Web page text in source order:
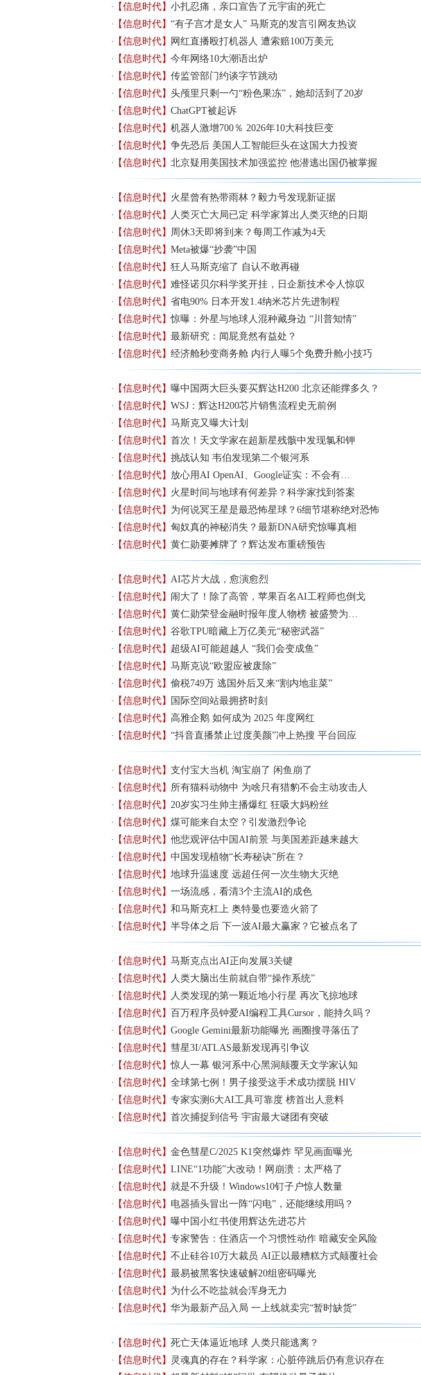
【信息时代】小扎忍痛，亲口宣告了元宇宙的死亡
【信息时代】“有子宫才是女人” 马斯克的发言引网友热议
【信息时代】 网红直播殴打机器人 遭索赔100万美元
【信息时代】今年网络10大潮语出炉
【信息时代】传监管部门约谈字节跳动
【信息时代】头颅里只剩一勺“粉色果冻”，她却活到了20岁
【信息时代】ChatGPT被起诉
【信息时代】机器人激增700％ 2026年10大科技巨变
【信息时代】争先恐后 美国人工智能巨头在这国大力投资
【信息时代】北京疑用美国技术加强监控 他潜逃出国仍被掌握
【信息时代】火星曾有热带雨林？毅力号发现新证据
【信息时代】 人类灭亡大局已定 科学家算出人类灭绝的日期
【信息时代】周休3天即将到来？每周工作减为4天
【信息时代】Meta被爆“抄袭”中国
【信息时代】狂人马斯克缩了 自认不敢再碰
【信息时代】难怪诺贝尔科学奖开挂，日企新技术令人惊叹
【信息时代】省电90% 日本开发1.4纳米芯片先进制程
【信息时代】惊曝：外星与地球人混种藏身边 “川普知情”
【信息时代】最新研究：闻屁竟然有益处？
【信息时代】经济舱秒变商务舱 内行人曝5个免费升舱小技巧
【信息时代】曝中国两大巨头要买辉达H200 北京还能撑多久？
【信息时代】WSJ：辉达H200芯片销售流程史无前例
【信息时代】马斯克又曝大计划
【信息时代】首次！天文学家在超新星残骸中发现氯和钾
【信息时代】挑战认知 韦伯发现第二个银河系
【信息时代】放心用AI OpenAI、Google证实：不会有…
【信息时代】火星时间与地球有何差异？科学家找到答案
【信息时代】为何说冥王星是最恐怖星球？6细节堪称绝对恐怖
【信息时代】匈奴真的神秘消失？最新DNA研究惊曝真相
【信息时代】黄仁勋要摊牌了？辉达发布重磅预告
【信息时代】AI芯片大战，愈演愈烈
【信息时代】闹大了！除了高管，苹果百名AI工程师也倒戈
【信息时代】黄仁勋荣登金融时报年度人物榜 被盛赞为…
【信息时代】谷歌TPU暗藏上万亿美元“秘密武器”
【信息时代】超级AI可能超越人 “我们会变成鱼”
【信息时代】马斯克说“欧盟应被废除”
【信息时代】偷税749万 逃国外后又来“割内地韭菜”
【信息时代】
国际空间站最拥挤时刻
【信息时代】高雅企鹅 如何成为 2025 年度网红
【信息时代】“抖音直播禁止过度美颜”冲上热搜 平台回应
【信息时代】支付宝大当机 淘宝崩了 闲鱼崩了
【信息时代】所有猫科动物中 为啥只有猎豹不会主动攻击人
【信息时代】20岁实习生帅主播爆红 狂吸大妈粉丝
【信息时代】煤可能来自太空？引发激烈争论
【信息时代】他悲观评估中国AI前景 与美国差距越来越大
【信息时代】中国发现植物“长寿秘诀”所在？
【信息时代】地球升温速度 远超任何一次生物大灭绝
【信息时代】一场流感，看清3个主流AI的成色
【信息时代】和马斯克杠上 奥特曼也要造火箭了
【信息时代】半导体之后 下一波AI最大赢家？它被点名了
【信息时代】马斯克点出AI正向发展3关键
【信息时代】 人类大脑出生前就自带“操作系统”
【信息时代】 人类发现的第一颗近地小行星 再次飞掠地球
【信息时代】百万程序员钟爱AI编程工具Cursor，能持久吗？
【信息时代】Google Gemini最新功能曝光 画圈搜寻落伍了
【信息时代】彗星3I/ATLAS最新发现再引争议
【信息时代】惊人一幕 银河系中心黑洞颠覆天文学家认知
【信息时代】全球第七例！男子接受这手术成功摆脱 HIV
【信息时代】专家实测6大AI工具可靠度 榜首出人意料
【信息时代】首次捕捉到信号 宇宙最大谜团有突破
【信息时代】金色彗星C/2025 K1突然爆炸 罕见画面曝光
【信息时代】LINE“1功能”大改动！网崩溃：太严格了
【信息时代】就是不升级！Windows10钉子户惊人数量
【信息时代】电器插头冒出一阵“闪电”，还能继续用吗？
【信息时代】曝中国小红书使用辉达先进芯片
【信息时代】专家警告：住酒店一个习惯性动作 暗藏安全风险
【信息时代】不止硅谷10万大裁员 AI正以最糟糕方式颠覆社会
【信息时代】最易被黑客快速破解20组密码曝光
【信息时代】为什么不吃盐就会浑身无力
【信息时代】华为最新产品入局 一上线就卖完“暂时缺货”
【信息时代】死亡天体逼近地球 人类只能逃离？
【信息时代】 灵魂真的存在？科学家：心脏停跳后仍有意识存在